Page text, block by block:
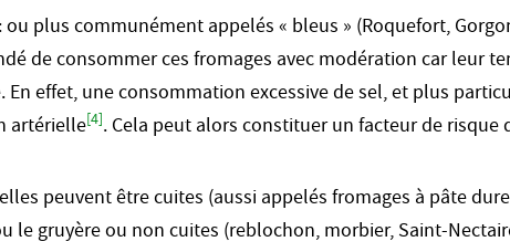
: ou plus communément appelés « bleus » (Roquefort,
de consommer ces fromages avec modération car leur
En effet, une consommation excessive de sel, et plus
artérielle[4]. Cela peut alors constituer un facteur de risque
peuvent être cuites (aussi appelés fromages à pâte
le gruyère ou non cuites (reblochon, morbier, Saint-